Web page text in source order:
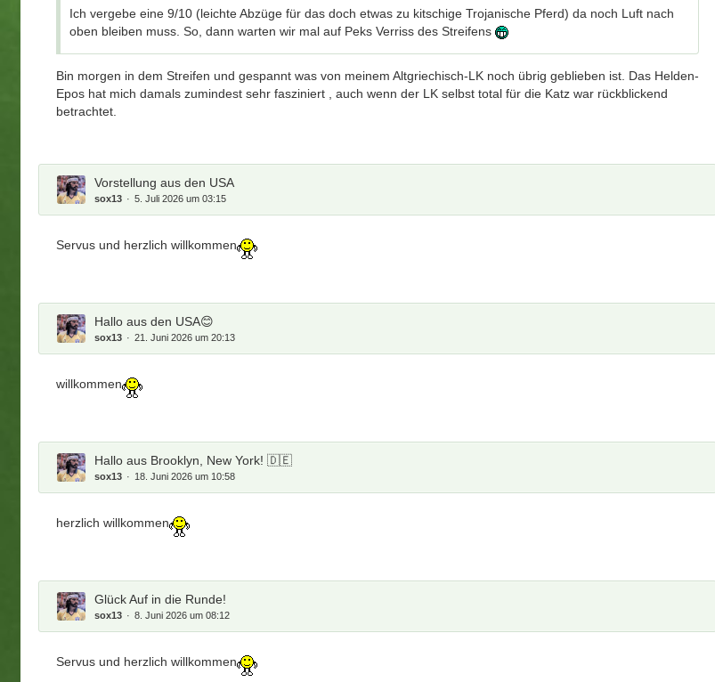
Ich vergebe eine 9/10 (leichte Abzüge für das doch etwas zu kitschige Trojanische Pferd) da noch Luft nach
oben bleiben muss. So, dann warten wir mal auf Peks Verriss des Streifens
Bin morgen in dem Streifen und gespannt was von meinem Altgriechisch-LK noch übrig geblieben ist. Das Helden-
Epos hat mich damals zumindest sehr fasziniert , auch wenn der LK selbst total für die Katz war rückblickend
betrachtet.
Vorstellung aus den USA
sox13 5. Juli 2026 um 03:15
Servus und herzlich willkommen
Hallo aus den USA😊
sox13 21. Juni 2026 um 20:13
willkommen
Hallo aus Brooklyn, New York! 🇩🇪
sox13 18. Juni 2026 um 10:58
herzlich willkommen
Glück Auf in die Runde!
sox13 8. Juni 2026 um 08:12
Servus und herzlich willkommen